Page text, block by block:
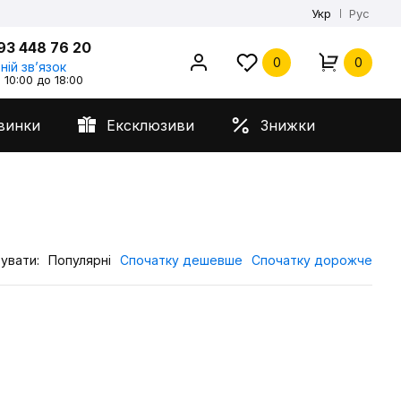
Укр Рус
448 76 20
звʼязок
до 18:00
0 0
Ексклюзиви Знижки
Популярні Спочатку дешевше Спочатку дорожче